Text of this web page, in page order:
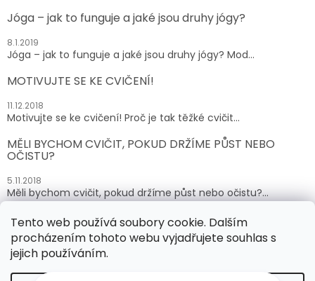
Tento web používá soubory cookie. Dalším
procházením tohoto webu vyjadřujete souhlas s
jejich používáním.
Jóga – jak to funguje a jaké jsou druhy jógy?
8.1.2019
Jóga – jak to funguje a jaké jsou druhy jógy? Mod...
MOTIVUJTE SE KE CVIČENÍ!
11.12.2018
Motivujte se ke cvičení! Proč je tak těžké cvičit...
MĚLI BYCHOM CVIČIT, POKUD DRŽÍME PŮST NEBO
OČISTU?
5.11.2018
Měli bychom cvičit, pokud držíme půst nebo očistu?...
ARCHIV